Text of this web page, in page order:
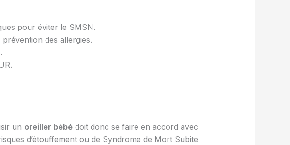
pour éviter le SMSN.
des allergies.
un oreiller bébédoit donc se faire en accord avec
d’étouffement ou de Syndrome de Mort Subite